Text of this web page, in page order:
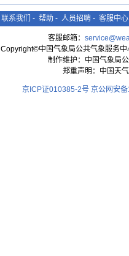
联系我们 - 帮助 - 人员招聘 - 客服中心
客服邮箱：
Copyright©中国气象局公共气象服务
制作维护：中国气象局
郑重声明：中国天
京ICP证010385-2号 京公网安